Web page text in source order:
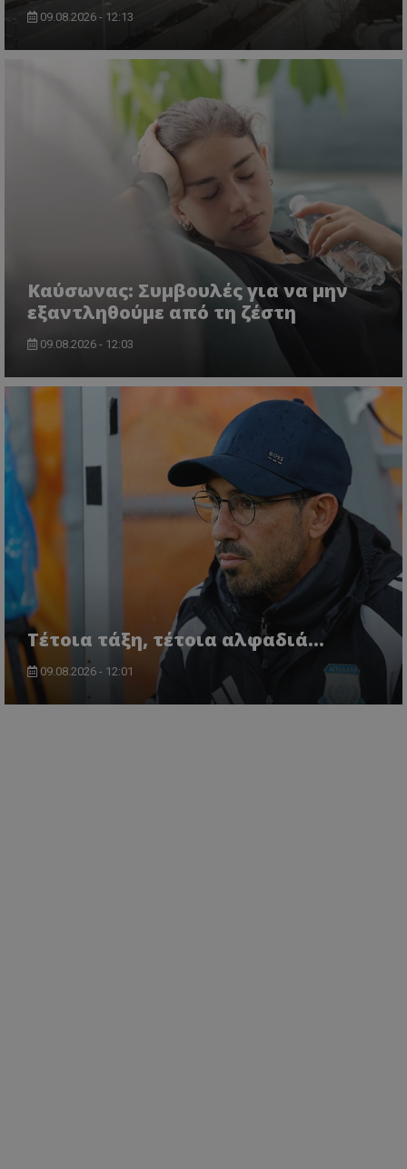
09.08.2026 - 12:13
Kαύσωνας: Συμβουλές για να μην
εξαντληθούμε από τη ζέστη
09.08.2026 - 12:03
Τέτοια τάξη, τέτοια αλφαδιά...
09.08.2026 - 12:01